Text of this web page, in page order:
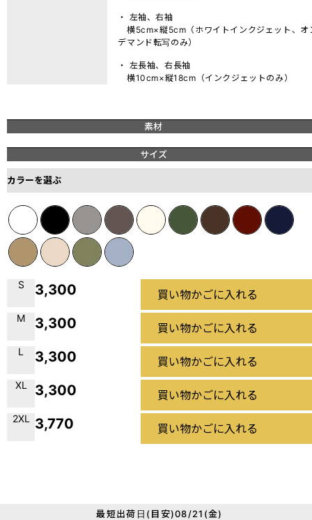
・ 左袖、右袖
横5cm×縦5cm（ホワイトインクジェット、オ
デマンド転写のみ）
・ 左長袖、右長袖
横10cm×縦18cm（インクジェットのみ）
素材
サイズ
カラーを選ぶ
S 3,300 買い物かごに入れる
M 3,300 買い物かごに入れる
L 3,300 買い物かごに入れる
XL 3,300 買い物かごに入れる
2XL 3,770 買い物かごに入れる
最短出荷日(目安)08/21(金)